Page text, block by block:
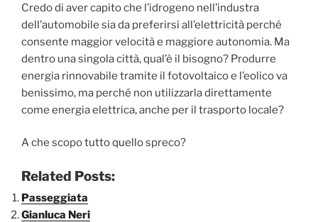
Credo di aver capito che l’idrogeno nell’industra
dell’automobile sia da preferirsi all’elettricità perché
consente maggior velocità e maggiore autonomia. Ma
dentro una singola città, qual’è il bisogno? Produrre
energia rinnovabile tramite il fotovoltaico e l’eolico va
benissimo, ma perché non utilizzarla direttamente
come energia elettrica, anche per il trasporto locale?
A che scopo tutto quello spreco?
Related Posts:
Passeggiata
Gianluca Neri